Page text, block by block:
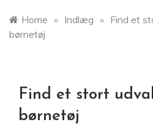
Home » Indlæg » Find et
børnetøj
Find et stort
børnetøj